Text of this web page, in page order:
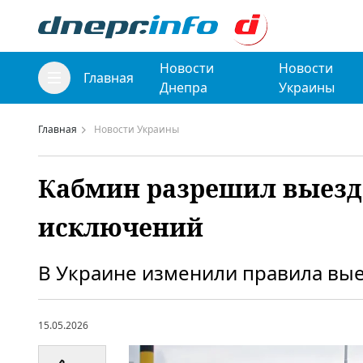
Главная
Новости
Днепра
Новости
Украины
Главная Новости Украины
Кабмин разрешил
исключений
В Украине изменили правила
15.05.2026